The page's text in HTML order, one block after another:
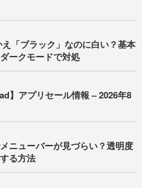
「ブラック」なのに白い？基本
ークモードで対処
】アプリセール情報 – 2026年8
ニューバーが見づらい？透明度
る方法